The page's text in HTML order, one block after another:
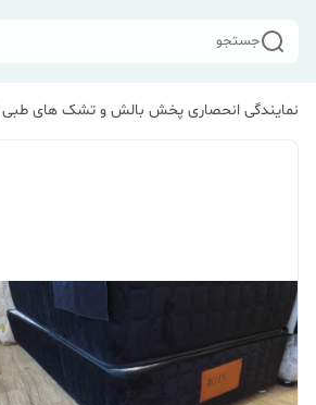
جستجو
نمایندگی انحصاری پخش بالش و تشک های طبی